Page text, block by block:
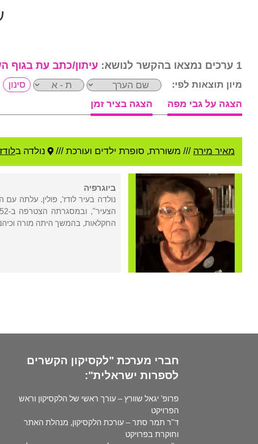
1 ערכים נמצאו בהקשר לנושא: עיתון/כתב עת בגוף
מיון תוצאות לפי:
הצגה על גבי מפה
הצגה בציר זמן
מאיר מירה /// משוררת, סופרת ילדים ועורכת /// נולדה ב
ביוגרפיה
נולדה בעיר לודז', פולין.
החקלאות, בהמשך היתה מורה
חברי מערכת "לקסיקון הקשרים
לספרות ישראלית":
פרופ' יגאל שוורץ – עורך ראשי של הלקסיקון וראש
הפרויקט
ד"ר תמר סתר – עורכת הלקסיקון, מנהלת האתר
וחוקרת בפרויקט